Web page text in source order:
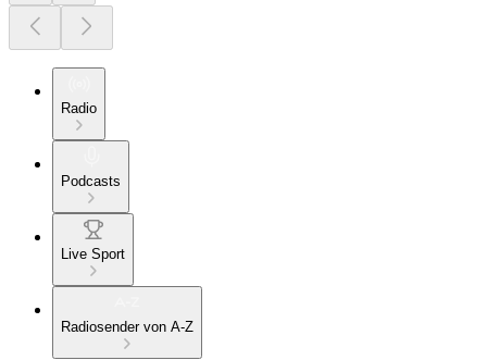
Radio
Podcasts
Live Sport
Radiosender von A-Z